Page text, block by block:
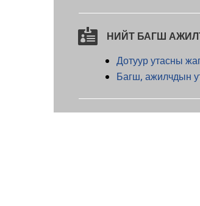
 НИЙТ БАГШ
Дотуур утасны
Багш, ажилчдын